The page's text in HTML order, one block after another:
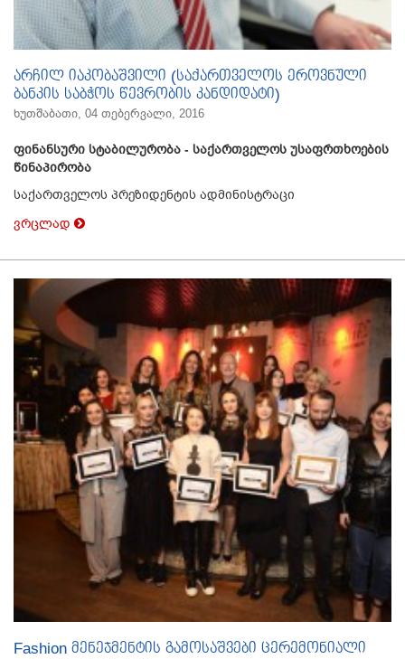
არჩილ იაკობაშვილი (საქართველოს ეროვნული
ბანკის საბჭოს წევრობის კანდიდატი)
ხუთშაბათი, 04 თებერვალი, 2016
ფინანსური სტაბილურობა - საქართველოს უსაფრთხოების
წინაპირობა
საქართველოს პრეზიდენტის ადმინისტრაცი
ვრცლად
Fashion მენეჯმენტის გამოსაშვები ცერემონიალი